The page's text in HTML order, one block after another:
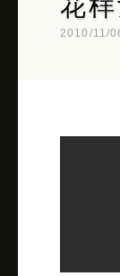
花
2010/11/